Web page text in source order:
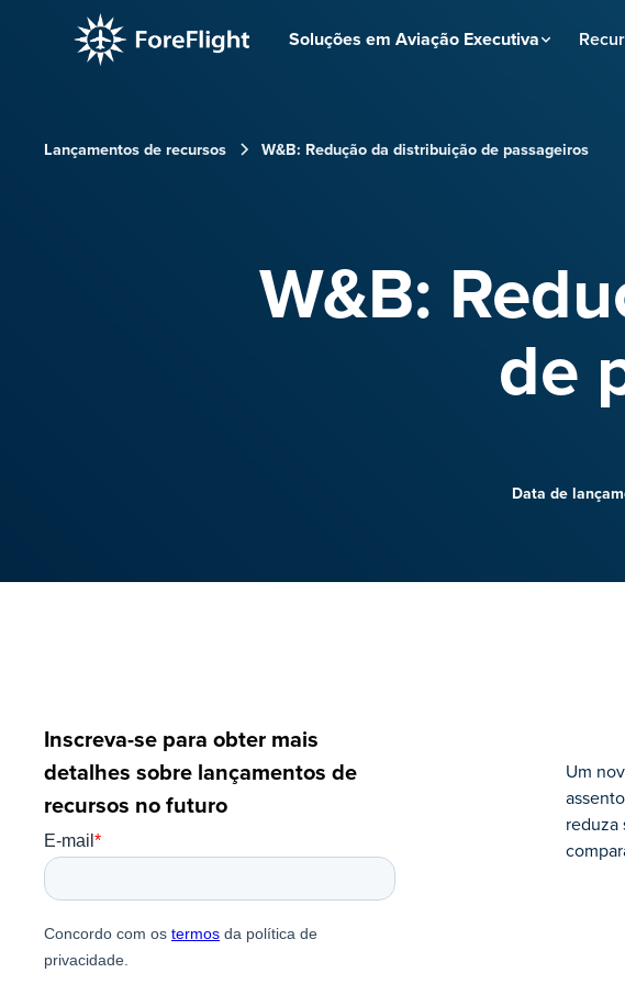
Soluções em Aviação Executiva
Lançamentos de recursos W&B: Redução da distribuição de passageiros
W&B:
de
Data de
Inscreva-se para obter mais
detalhes sobre lançamentos de
recursos no futuro
Um
reduza